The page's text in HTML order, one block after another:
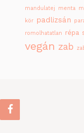
mandulatej menta
kör
padlizsán
romolhatatlan
répa
vegán zab